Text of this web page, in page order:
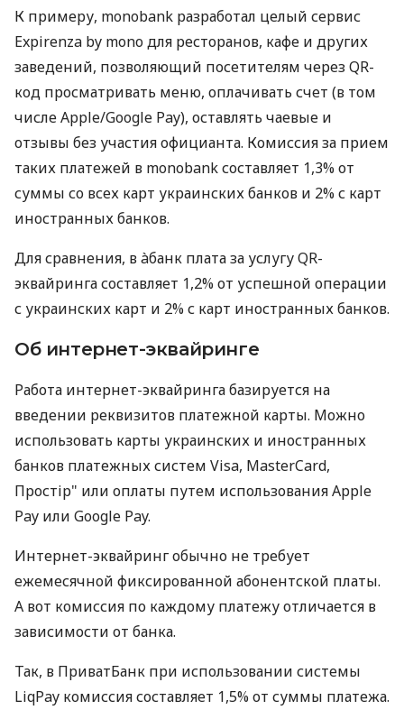
К примеру, monobank разработал целый сервис
Expirenza by mono для ресторанов, кафе и других
заведений, позволяющий посетителям через QR-
код просматривать меню, оплачивать счет (в том
числе Apple/Google Pay), оставлять чаевые и
отзывы без участия официанта. Комиссия за прием
таких платежей в monobank составляет 1,3% от
суммы со всех карт украинских банков и 2% с карт
иностранных банков.
Для сравнения, в àбанк плата за услугу QR-
эквайринга составляет 1,2% от успешной операции
с украинских карт и 2% с карт иностранных банков.
Об интернет-эквайринге
Работа интернет-эквайринга базируется на
введении реквизитов платежной карты. Можно
использовать карты украинских и иностранных
банков платежных систем Visa, MasterCard,
Простір" или оплаты путем использования Apple
Pay или Google Pay.
Интернет-эквайринг обычно не требует
ежемесячной фиксированной абонентской платы.
А вот комиссия по каждому платежу отличается в
зависимости от банка.
Так, в ПриватБанк при использовании системы
LiqPay комиссия составляет 1,5% от суммы платежа.